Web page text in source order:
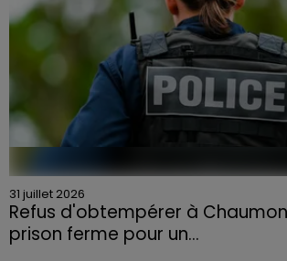
31 juillet 2026
Refus d'obtempérer à
prison ferme pour un...